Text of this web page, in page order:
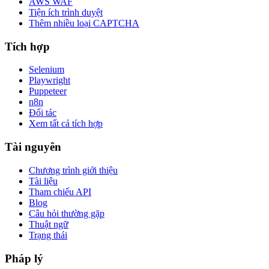
Tiện ích trình duyệt
Thêm nhiều loại CAPTCHA
Tích hợp
Selenium
Playwright
Puppeteer
n8n
Đối tác
Xem tất cả tích hợp
Tài nguyên
Chương trình giới thiệu
Tài liệu
Tham chiếu API
Blog
Câu hỏi thường gặp
Thuật ngữ
Trạng thái
Pháp lý